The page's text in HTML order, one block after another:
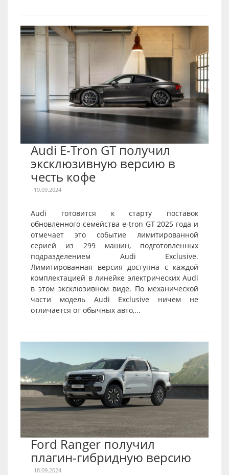
Audi E-Tron GT получил
эксклюзивную версию в
честь кофе
19.09.2024
Audi готовится к старту поставок
обновленного семейства e-tron GT 2025 года и
отмечает это событие лимитированной
серией из 299 машин, подготовленных
подразделением Audi Exclusive.
Лимитированная версия доступна с каждой
комплектацией в линейке электрических Audi
в этом эксклюзивном виде. По механической
части модель Audi Exclusive ничем не
отличается от обычных авто,...
Ford Ranger получил
плагин-гибридную версию
18.09.2024